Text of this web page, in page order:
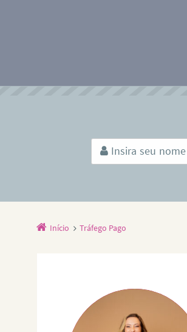
Início Tráfego Pago